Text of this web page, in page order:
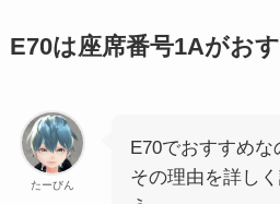
E70は座席番号1Aがお
たーびん
E70でおすすめな
その理由を詳し